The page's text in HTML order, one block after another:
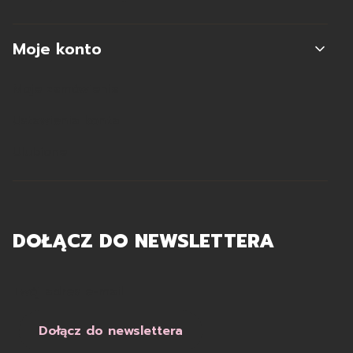
Moje konto
DOŁĄCZ DO NEWSLETTERA
Dołącz do newslettera